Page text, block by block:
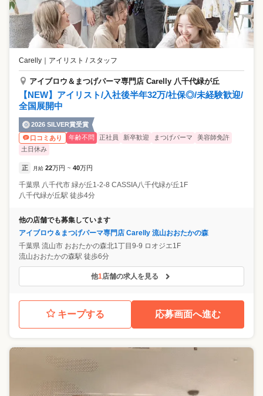
Carelly ｜ アイリスト / スタッフ
アイブロウ＆まつげパーマ専門店 Carelly 八千代緑が丘
【NEW】アイリスト/入社後半年32万/社保◎/未経験歓迎/
全国展開中
2026 SILVER賞受賞
口コミあり
年齢不問 正社員 新卒歓迎 まつげパーマ
美容師免許
土日休み
正 月給 22万円 ~ 40万円
千葉県 八千代市 緑が丘1-2-8 CASSIA八千代緑が丘1F
八千代緑が丘駅 徒歩4分
他の店舗でも募集しています
アイブロウ＆まつげパーマ専門店 Carelly 流山おおたかの森
千葉県 流山市 おおたかの森北1丁目9-9 ロオジエ1F
流山おおたかの森駅 徒歩6分
他1店舗の求人を見る
キープする 応募画面へ進む